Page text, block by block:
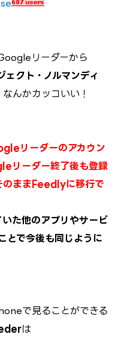
リーダーから
ェクト・ノルマンディ
んかカッコいい！
リーダーのアカウン
リーダー終了後も登録
のままFeedlyに移行で
た他のアプリやサービ
で今後も同じように
で見ることができる
は